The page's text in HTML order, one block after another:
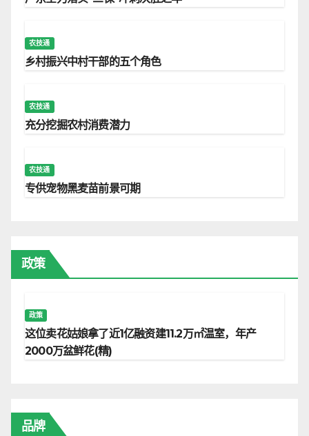
农技通
乡村振兴中村干部的五个角色
农技通
充分挖掘农村消费潜力
农技通
专供宠物黑麦苗前景可期
政策
政策
这位卖花姑娘拿了近1亿融资建11.2万㎡温室，年产
2000万盆鲜花(精)
品牌